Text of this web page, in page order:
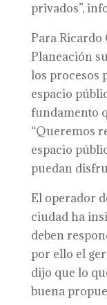
privados”,
Para Ricardo
Planeación
los procesos
espacio
fundamento
“Queremos
espacio
puedan
El operador
ciudad ha
deben
por ello el
dijo que lo
buena